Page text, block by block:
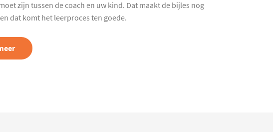
zijn tussen de coach en uw kind. Dat maakt de bijles nog
dat komt het leerproces ten goede.